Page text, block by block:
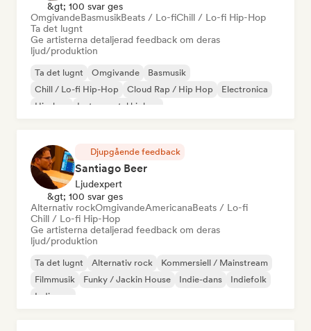
&gt; 100 svar ges
OmgivandeBasmusikBeats / Lo-fiChill / Lo-fi Hip-Hop
Ta det lugnt
Ge artisterna detaljerad feedback om deras
ljud/produktion
Ta det lugnt Omgivande
Basmusik
Chill / Lo-fi Hip-Hop
Cloud Rap / Hip Hop
Electronica
Hip-hop
Instrumental hiphop
Djupgående feedback
Santiago Beer
Ljudexpert
&gt; 100 svar ges
Alternativ rockOmgivandeAmericanaBeats / Lo-fi
Chill / Lo-fi Hip-Hop
Ge artisterna detaljerad feedback om deras
ljud/produktion
Ta det lugnt Alternativ rock
Kommersiell / Mainstream
Filmmusik
Funky / Jackin House Indie-dans
Indiefolk
Indiepop